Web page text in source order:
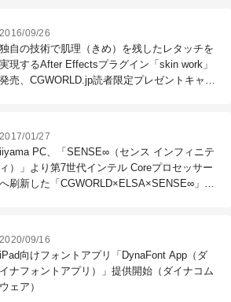
2016/09/26
独自の技術で肌理（きめ）を残したレタッチを
実現するAfter Effectsプラグイン「skin work」
発売、CGWORLD.jp読者限定プレゼントキャン
2017/01/27
iiyama PC、「SENSE∞（センス インフィニテ
ィ）」より第7世代インテル Coreプロセッサー
へ刷新した「CGWORLD×ELSA×SENSE∞」コ
2020/09/16
iPad向けフォントアプリ「DynaFont App（ダ
イナフォントアプリ）」提供開始（ダイナコム
ウェア）